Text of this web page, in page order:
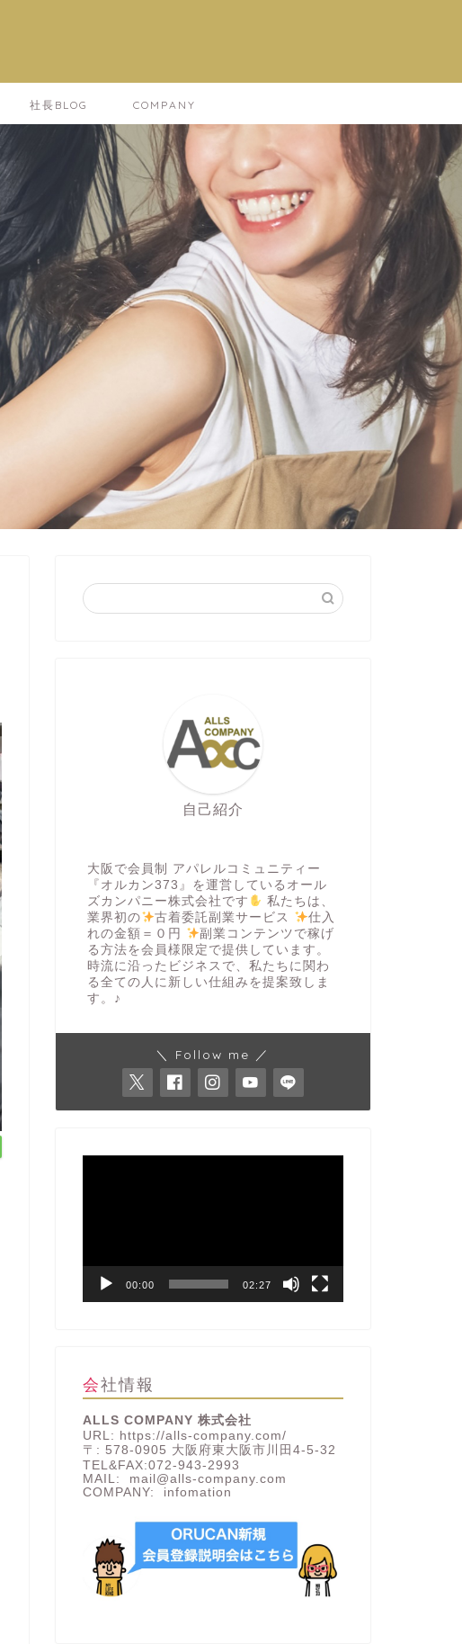
社長BLOG COMPANY
自己紹介
大阪で会員制 アパレルコミュニティー
『オルカン373』を運営しているオール
ズカンパニー株式会社です
私たちは、
業界初の
古着委託副業サービス
仕入
れの金額＝０円
副業コンテンツで稼げ
る方法を会員様限定で提供しています。
時流に沿ったビジネスで、私たちに関わ
る全ての人に新しい仕組みを提案致しま
す。♪
＼ Follow me ／
00:00 02:27
会社情報
ALLS COMPANY 株式会社
URL: https://alls-company.com/
〒: 578-0905 大阪府東大阪市川田4-5-32
TEL&FAX:072-943-2993
MAIL: mail@alls-company.com
COMPANY: infomation